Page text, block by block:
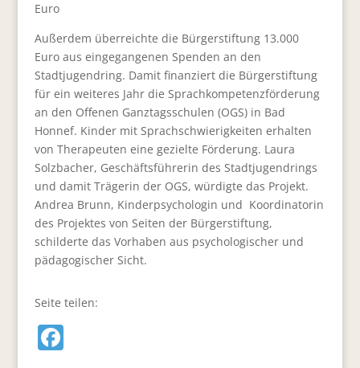
Euro
Außerdem überreichte die Bürgerstiftung 13.000
Euro aus eingegangenen Spenden an den
Stadtjugendring. Damit finanziert die Bürgerstiftung
für ein weiteres Jahr die Sprachkompetenzförderung
an den Offenen Ganztagsschulen (OGS) in Bad
Honnef. Kinder mit Sprachschwierigkeiten erhalten
von Therapeuten eine gezielte Förderung. Laura
Solzbacher, Geschäftsführerin des Stadtjugendrings
und damit Trägerin der OGS, würdigte das Projekt.
Andrea Brunn, Kinderpsychologin und Koordinatorin
des Projektes von Seiten der Bürgerstiftung,
schilderte das Vorhaben aus psychologischer und
pädagogischer Sicht.
Seite teilen:
F